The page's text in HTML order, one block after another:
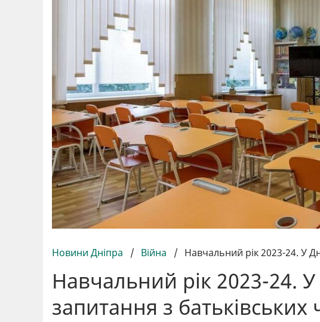
Новини Дніпра / Війна / Навчальний рік 2023-24. У
Навчальний рік 2023-24. У
запитання з батьківських